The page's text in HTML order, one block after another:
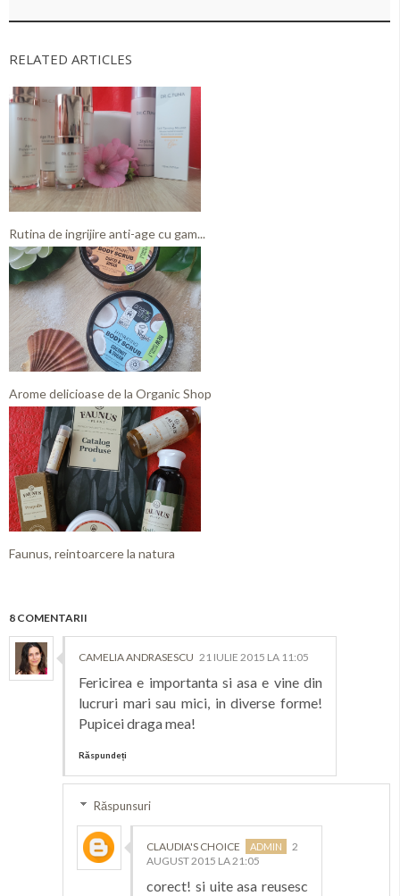
RELATED ARTICLES
Rutina de ingrijire anti-age cu gam...
Arome delicioase de la Organic Shop
Faunus, reintoarcere la natura
8 COMENTARII
CAMELIA ANDRASESCU 21 IULIE 2015 LA 11:05
Fericirea e importanta si asa e vine din
lucruri mari sau mici, in diverse forme!
Pupicei draga mea!
Răspundeți
Răspunsuri
CLAUDIA'S CHOICE
2
AUGUST 2015 LA 21:05
corect! si uite asa reusesc